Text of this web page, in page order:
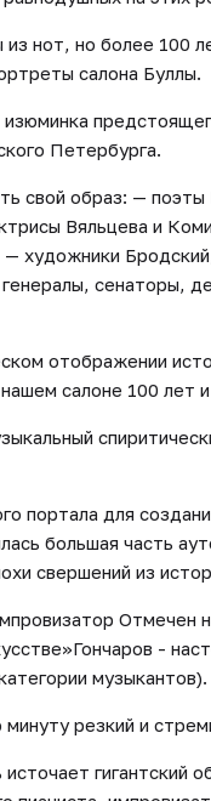
нот, но более 100
салона Буллы.
Петербурга.
свой образ: —
Вяльцева и
— художники
сенаторы,
отображении
салоне 100 лет
портала для
большая часть
свершений из
Отмечен
-
музыкантов).
резкий и
гигантский